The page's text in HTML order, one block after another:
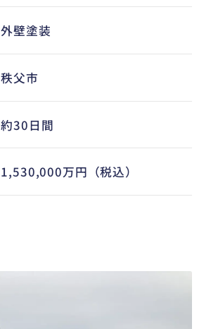
外壁塗装
秩父市
約30日間
1,530,000万円（税込）